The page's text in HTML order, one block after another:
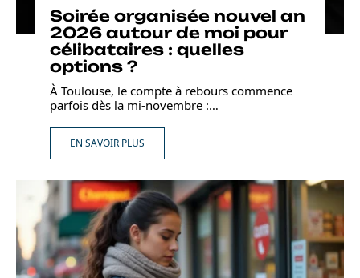
Soirée organisée nouvel an
2026 autour de moi pour
célibataires : quelles
options ?
À Toulouse, le compte à rebours commence
parfois dès la mi-novembre :…
EN SAVOIR PLUS